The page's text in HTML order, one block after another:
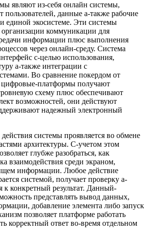
являют из-себя онлайн системы,
пользователей, данные а-также рабочие
единой экосистеме. Эти системы
организации коммуникации для
информации плюс выполнения
через онлайн-среду. Система
с-целью использования,
а-также интеграции с
Во сравнение покердом от
платформы получают
схему плюс обеспечивают
возможностей, они действуют
надежный электронный
системы проявляется во обмене
архитектуры. С-учетом этом
глубже разобраться, как
взаимодействия среди экраном,
информации. Любое действие
системой, получает проверку а-
к конкретный результат. Данный-
представлять вывод данных,
добавление элемента либо запуск
позволяет платформе работать
корректный ответ во-время отдельном